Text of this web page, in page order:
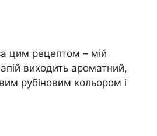
цим рецептом – мій
виходить ароматний,
рубіновим кольором і